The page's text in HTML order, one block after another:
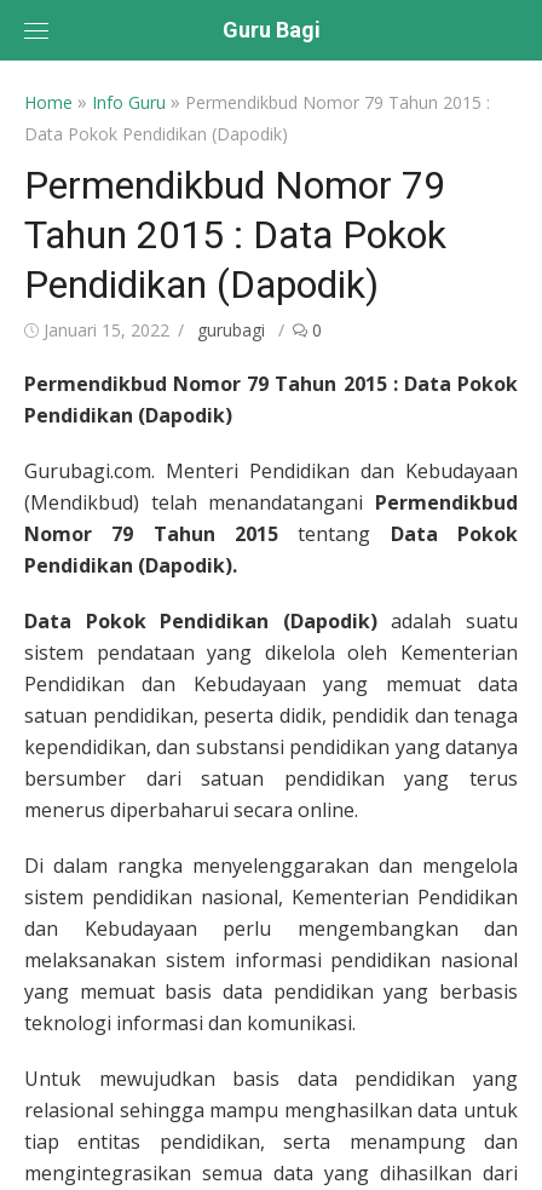
Guru Bagi
Home » Info Guru » Permendikbud Nomor 79 Tahun 2015 :
Data Pokok Pendidikan (Dapodik)
Permendikbud Nomor 79
Tahun 2015 : Data Pokok
Pendidikan (Dapodik)
Posted
Januari 15, 2022 Author
gurubagi 0
Permendikbud Nomor 79 Tahun 2015 : Data Pokok
Pendidikan (Dapodik)
Gurubagi.com. Menteri Pendidikan dan Kebudayaan
(Mendikbud) telah menandatangani Permendikbud
Nomor 79 Tahun 2015tentang Data Pokok
Pendidikan (Dapodik).
Data Pokok Pendidikan (Dapodik)adalah suatu
sistem pendataan yang dikelola oleh Kementerian
Pendidikan dan Kebudayaan yang memuat data
satuan pendidikan, peserta didik, pendidik dan tenaga
kependidikan, dan substansi pendidikan yang datanya
bersumber dari satuan pendidikan yang terus
menerus diperbaharui secara online.
Di dalam rangka menyelenggarakan dan mengelola
sistem pendidikan nasional, Kementerian Pendidikan
dan Kebudayaan perlu mengembangkan dan
melaksanakan sistem informasi pendidikan nasional
yang memuat basis data pendidikan yang berbasis
teknologi informasi dan komunikasi.
Untuk mewujudkan basis data pendidikan yang
relasional sehingga mampu menghasilkan data untuk
tiap entitas pendidikan, serta menampung dan
mengintegrasikan semua data yang dihasilkan dari